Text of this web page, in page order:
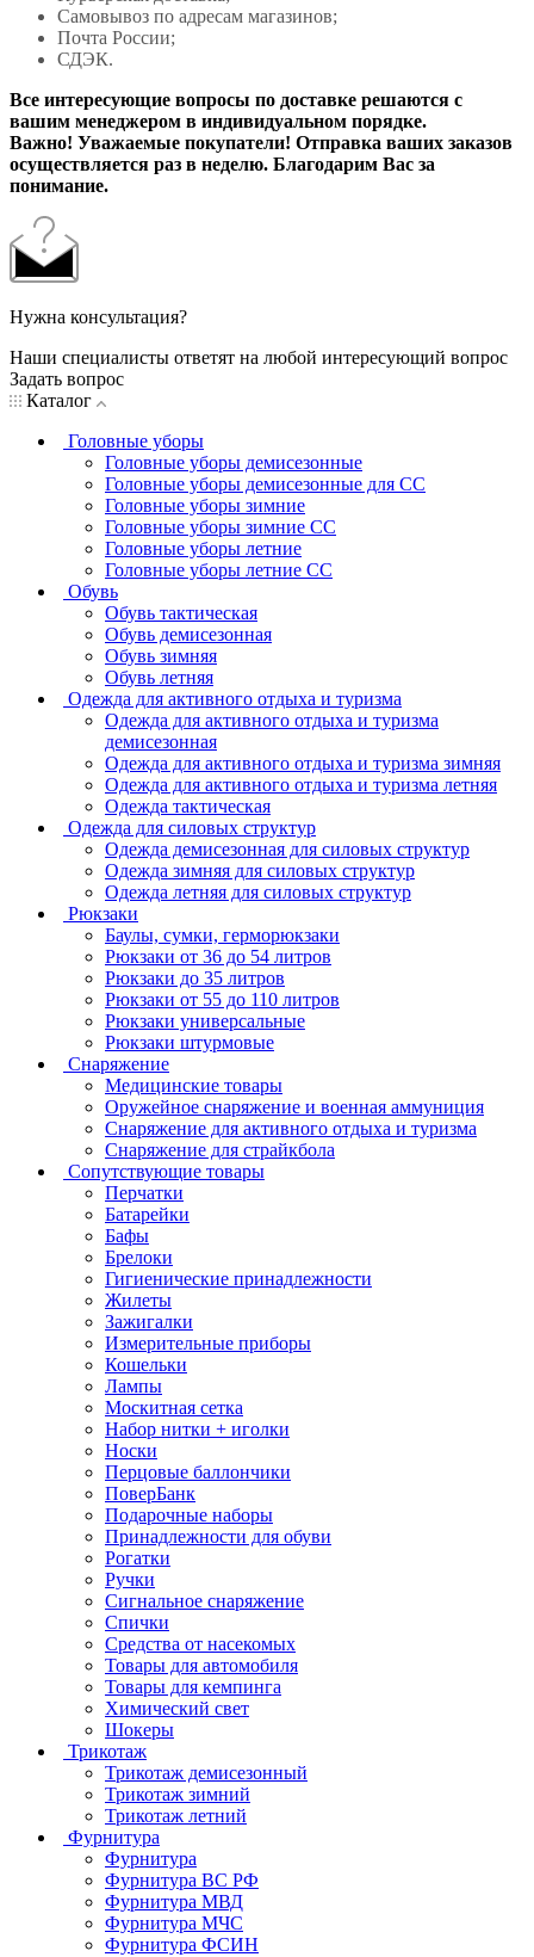
Самовывоз по адресам магазинов;
Почта России;
СДЭК.
Все интересующие вопросы по доставке решаются с
вашим менеджером в индивидуальном порядке.
Важно! Уважаемые покупатели! Отправка ваших заказов
осуществляется раз в неделю. Благодарим Вас за
понимание.
Нужна консультация?
Наши специалисты ответят на любой интересующий вопрос
Задать вопрос
Каталог
Головные уборы
Головные уборы демисезонные
Головные уборы демисезонные для СС
Головные уборы зимние
Головные уборы зимние СС
Головные уборы летние
Головные уборы летние СС
Обувь
Обувь тактическая
Обувь демисезонная
Обувь зимняя
Обувь летняя
Одежда для активного отдыха и туризма
Одежда для активного отдыха и туризма
демисезонная
Одежда для активного отдыха и туризма зимняя
Одежда для активного отдыха и туризма летняя
Одежда тактическая
Одежда для силовых структур
Одежда демисезонная для силовых структур
Одежда зимняя для силовых структур
Одежда летняя для силовых структур
Рюкзаки
Баулы, сумки, герморюкзаки
Рюкзаки от 36 до 54 литров
Рюкзаки до 35 литров
Рюкзаки от 55 до 110 литров
Рюкзаки универсальные
Рюкзаки штурмовые
Снаряжение
Медицинские товары
Оружейное снаряжение и военная аммуниция
Снаряжение для активного отдыха и туризма
Снаряжение для страйкбола
Сопутствующие товары
Перчатки
Батарейки
Бафы
Брелоки
Гигиенические принадлежности
Жилеты
Зажигалки
Измерительные приборы
Кошельки
Лампы
Москитная сетка
Набор нитки + иголки
Носки
Перцовые баллончики
ПоверБанк
Подарочные наборы
Принадлежности для обуви
Рогатки
Ручки
Сигнальное снаряжение
Спички
Средства от насекомых
Товары для автомобиля
Товары для кемпинга
Химический свет
Шокеры
Трикотаж
Трикотаж демисезонный
Трикотаж зимний
Трикотаж летний
Фурнитура
Фурнитура
Фурнитура ВС РФ
Фурнитура МВД
Фурнитура МЧС
Фурнитура ФСИН